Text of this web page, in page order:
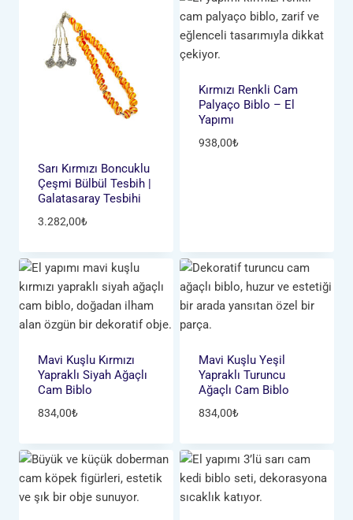
Sarı Kırmızı Boncuklu
Çeşmi Bülbül Tesbih |
Galatasaray Tesbihi
3.282,00₺
Kırmızı Renkli Cam
Palyaço Biblo – El
Yapımı
938,00₺
Mavi Kuşlu Kırmızı
Yapraklı Siyah Ağaçlı
Cam Biblo
834,00₺
Mavi Kuşlu Yeşil
Yapraklı Turuncu
Ağaçlı Cam Biblo
834,00₺